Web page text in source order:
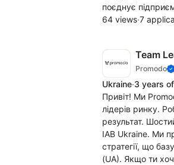
поєднує
64 views·7
Team
Promodo
Ukraine·3 years
Привіт! Ми
лідерів ринку.
результат.
IAB Ukraine. Ми
стратегії, що
(UA). Якщо ти